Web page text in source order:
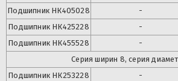
Подшипник НК405028 -
Подшипник НК425228 -
Подшипник НК455528 -
Серия ширин 8, серия
Подшипник НК253228 -